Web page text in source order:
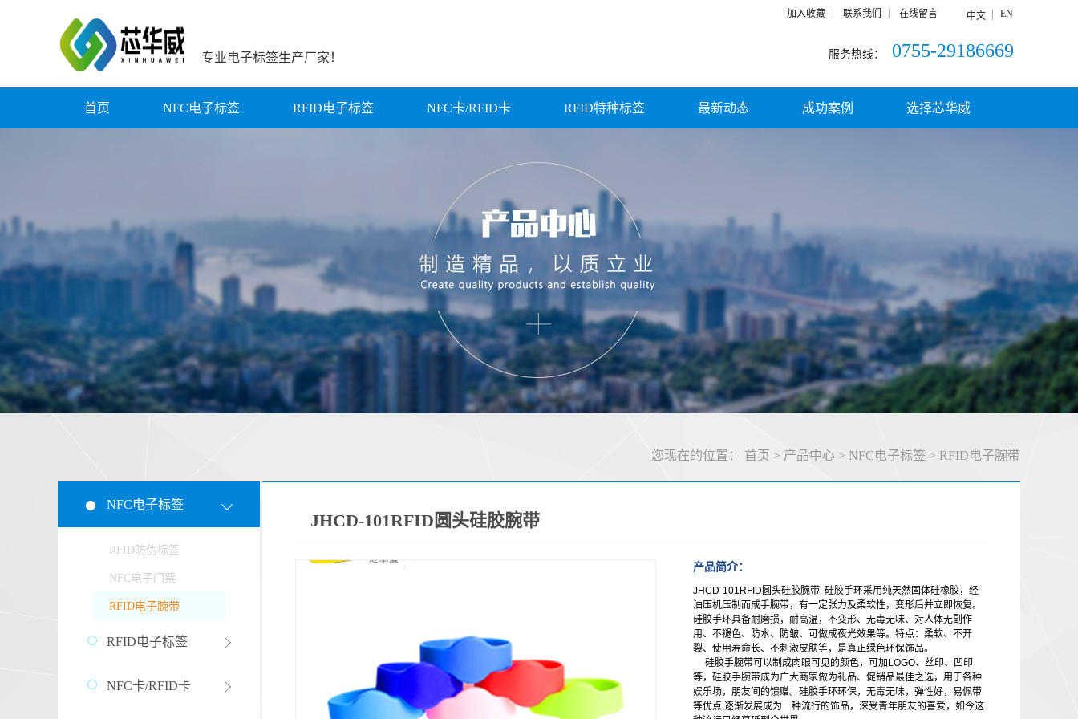
加入收藏 联系我们 在线留言 中文 EN
专业电子标签生产厂家！ 服务热线： 0755-29186669
首页 NFC电子标签 RFID电子标签 NFC卡/RFID卡 RFID特种标签 最新动态 成功案例 选择芯华威
您现在的位置： 首页 > 产品中心 > NFC电子标签 > RFID电子腕带
NFC电子标签
RFID防伪标签
NFC电子门票
RFID电子腕带
RFID电子标签
NFC卡/RFID卡
JHCD-101RFID圆头硅胶腕带
产品简介：
JHCD-101RFID圆头硅胶腕带 硅胶手环采用纯天然固体硅橡胶，经
油压机压制而成手腕带，有一定张力及柔软性，变形后并立即恢复。
硅胶手环具备耐磨损，耐高温，不变形、无毒无味、对人体无副作
用、不褪色、防水、防皱、可做成夜光效果等。特点：柔软、不开
裂、使用寿命长、不刺激皮肤等，是真正绿色环保饰品。
硅胶手腕带可以制成肉眼可见的颜色，可加LOGO、丝印、凹印
等，硅胶手腕带成为广大商家做为礼品、促销品最佳之选，用于各种
娱乐场，朋友间的馈赠。硅胶手环环保，无毒无味，弹性好，易佩带
等优点,逐渐发展成为一种流行的饰品，深受青年朋友的喜爱，如今这